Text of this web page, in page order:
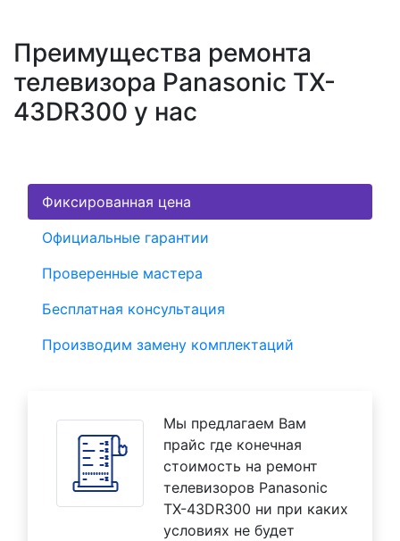
Преимущества ремонта
телевизора Panasonic TX-
43DR300 у нас
Фиксированная цена
Официальные гарантии
Проверенные мастера
Бесплатная консультация
Производим замену комплектаций
Мы предлагаем Вам
прайс где конечная
стоимость на ремонт
телевизоров Panasonic
TX-43DR300 ни при каких
условиях не будет